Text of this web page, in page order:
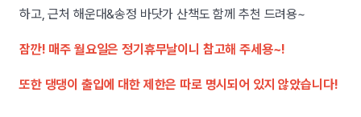
하고, 근처 해운대&송정 바닷가 산책도 함께 추천 드려용~
잠깐! 매주 월요일은 정기휴무날이니 참고해 주세용~!
또한 댕댕이 출입에 대한 제한은 따로 명시되어 있지 않았습니다!